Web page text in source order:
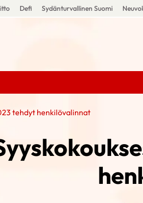
Defi Sydänturvallinen Suomi
tehdyt henkilövalinnat